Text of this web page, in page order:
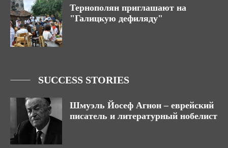
Тернополян приглашают на
"Галицкую дефиляду"
SUCCESS STORIES
Шмуэль Йосеф Агнон – еврейский
писатель и литературный нобелист